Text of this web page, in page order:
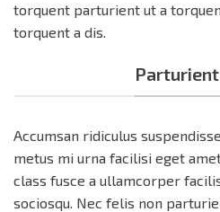
torquent parturient ut a
torquent a dis.
Accumsan ridiculus
metus mi urna facilisi eget
class fusce a ullamcorper
sociosqu. Nec felis non